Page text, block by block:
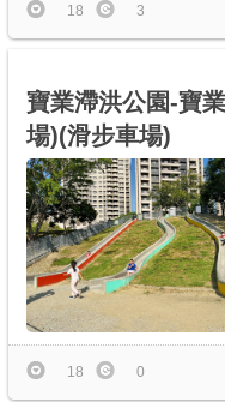
18 3
寶業滯洪公園-寶
場)(滑步車場)
18 0